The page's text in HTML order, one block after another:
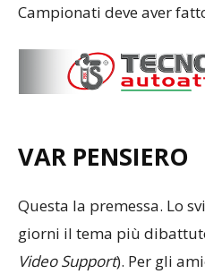
Campionati deve aver
VAR PENSIERO
Questa la premessa. Lo
giorni il tema più
Video Support). Per gli